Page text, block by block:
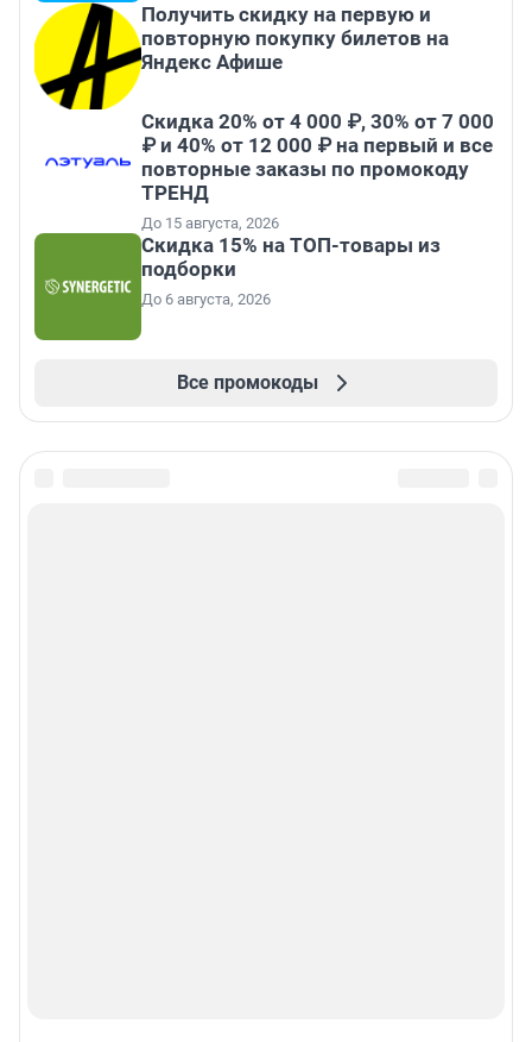
Получить скидку на первую и
повторную покупку билетов на
Яндекс Афише
Скидка 20% от 4 000 ₽, 30% от 7 000
₽ и 40% от 12 000 ₽ на первый и все
повторные заказы по промокоду
ТРЕНД
До 15 августа, 2026
Скидка 15% на ТОП-товары из
подборки
До 6 августа, 2026
Все промокоды